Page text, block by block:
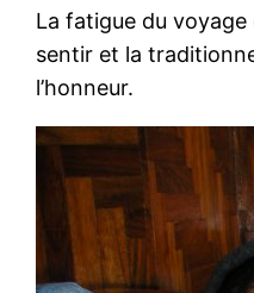
La fatigue du
sentir et la
l’honneur.